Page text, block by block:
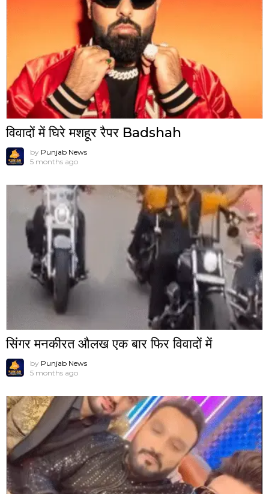
विवादों में घिरे मशहूर रैपर Badshah
by Punjab News
5 months ago
सिंगर मनकीरत औलख एक बार फिर विवादों में
by Punjab News
5 months ago